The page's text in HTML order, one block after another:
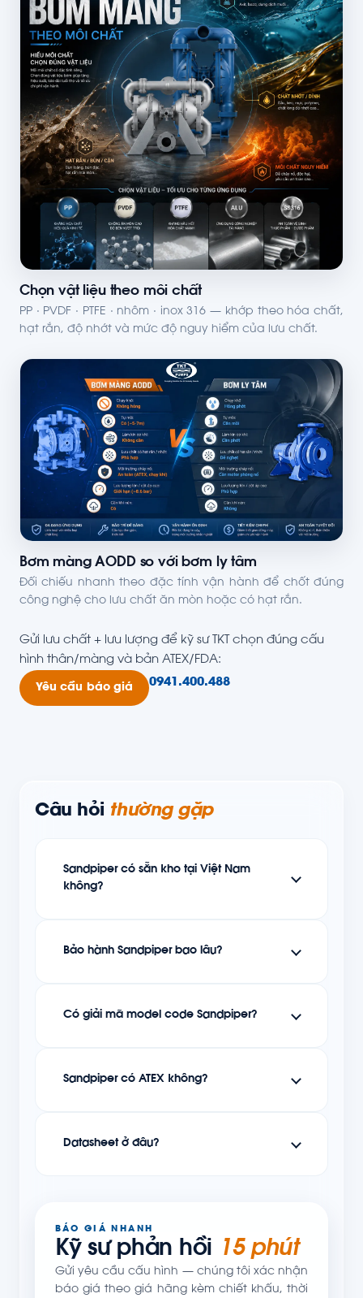
Chọn vật liệu theo môi chất
PP · PVDF · PTFE · nhôm · inox 316 — khớp theo hóa chất,
hạt rắn, độ nhớt và mức độ nguy hiểm của lưu chất.
Bơm màng AODD so với bơm ly tâm
Đối chiếu nhanh theo đặc tính vận hành để chốt đúng
công nghệ cho lưu chất ăn mòn hoặc có hạt rắn.
Gửi lưu chất + lưu lượng để kỹ sư TKT chọn đúng cấu
hình thân/màng và bản ATEX/FDA:
Yêu cầu báo giá 0941.400.488
Câu hỏi thường gặp
Sandpiper có sẵn kho tại Việt Nam
không?
Bảo hành Sandpiper bao lâu?
Có giải mã model code Sandpiper?
Sandpiper có ATEX không?
Datasheet ở đâu?
BÁO GIÁ NHANH
Kỹ sư phản hồi 15 phút
Gửi yêu cầu cấu hình — chúng tôi xác nhận
báo giá theo giá hãng kèm chiết khấu, thời